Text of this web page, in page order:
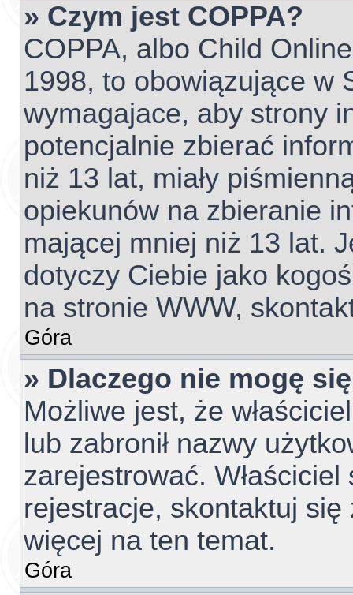
» Czym jest COPPA?
COPPA, albo Child
1998, to obowiązujące w
wymagajace, aby strony
potencjalnie zbierać
niż 13 lat, miały
opiekunów na zbieranie
mającej mniej niż 13 lat.
dotyczy Ciebie jako
na stronie WWW,
Góra
» Dlaczego nie mogę
Możliwe jest, że
lub zabronił nazwy
zarejestrować.
rejestracje, skontaktuj
więcej na ten temat.
Góra